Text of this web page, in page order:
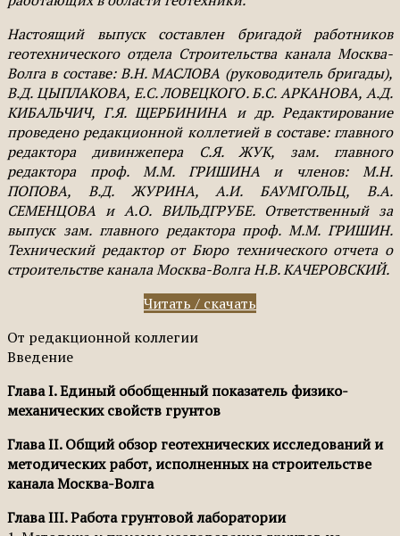
Настоящий выпуск составлен бригадой работников
геотехнического отдела Строительства канала Москва-
Волга в составе: В.Н. МАСЛОВА (руководитель бригады),
В.Д. ЦЫПЛАКОВА, Е.С. ЛОВЕЦКОГО. Б.С. АРКАНОВА, А.Д.
КИБАЛЬЧИЧ, Г.Я. ЩЕРБИНИНА и др. Редактирование
проведено редакционной коллетией в составе: главного
редактора дивинжепера С.Я. ЖУК, зам. главного
редактора проф. М.М. ГРИШИНА и членов: М.Н.
ПОПОВА, В.Д. ЖУРИНА, А.И. БАУМГОЛЬЦ, В.А.
СЕМЕНЦОВА и А.О. ВИЛЬДГРУБЕ. Ответственный за
выпуск зам. главного редактора проф. М.М. ГРИШИН.
Технический редактор от Бюро технического отчета о
строительстве канала Москва-Волга Н.В. КАЧЕРОВСКИЙ.
Читать / скачать
От редакционной коллегии
Введение
Глава I. Единый обобщенный показатель физико-
механических свойств грунтов
Глава II. Общий обзор геотехнических исследований и
методических работ, исполненных на строительстве
канала Москва-Волга
Глава III. Работа грунтовой лаборатории